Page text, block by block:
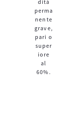
dità
perma
nente
grave,
pari o
super
iore
al
60%.